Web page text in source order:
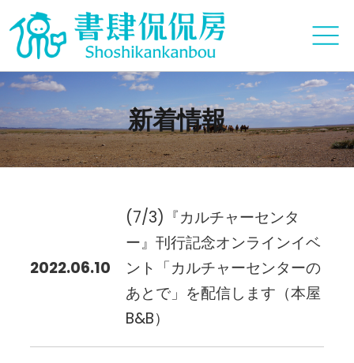
新着情報
2022.06.10
(7/3)『カルチャーセンタ
ー』刊行記念オンラインイベ
ント「カルチャーセンターの
あとで」を配信します（本屋
B&B）